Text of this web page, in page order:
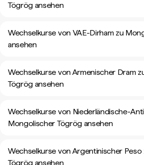
Tögrög ansehen
Wechselkurse von VAE-Dirham zu
ansehen
Wechselkurse von Armenischer Dram
Tögrög ansehen
Wechselkurse von Niederländische-
Mongolischer Tögrög ansehen
Wechselkurse von Argentinischer
Tögrög ansehen